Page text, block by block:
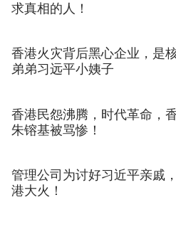
求真相的人！
香港火灾背后黑心企业，是
弟弟习远平小姨子
香港民怨沸腾，时代革命，
朱镕基被骂惨！
管理公司为讨好习近平亲戚
港大火！